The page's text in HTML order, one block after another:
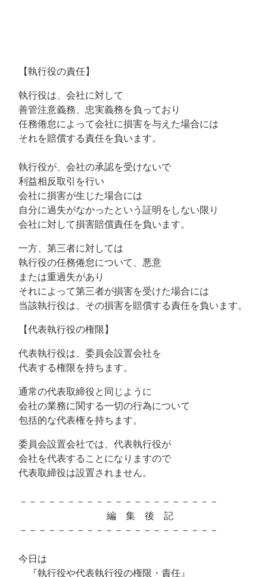
【執行役の責任】
執行役は、会社に対して
善管注意義務、忠実義務を負っており
任務倦怠によって会社に損害を与えた場合には
それを賠償する責任を負います。
執行役が、会社の承認を受けないで
利益相反取引を行い
会社に損害が生じた場合には
自分に過失がなかったという証明をしない限り
会社に対して損害賠償責任を負います。
一方、第三者に対しては
執行役の任務倦怠について、悪意
または重過失があり
それによって第三者が損害を受けた場合には
当該執行役は、その損害を賠償する責任を負います。
【代表執行役の権限】
代表執行役は、委員会設置会社を
代表する権限を持ちます。
通常の代表取締役と同じように
会社の業務に関する一切の行為について
包括的な代表権を持ちます。
委員会設置会社では、代表執行役が
会社を代表することになりますので
代表取締役は設置されません。
－－－－－－－－－－－－－－－－－－－－－
編 集 後 記
－－－－－－－－－－－－－－－－－－－－－
今日は
『執行役や代表執行役の権限・責任』